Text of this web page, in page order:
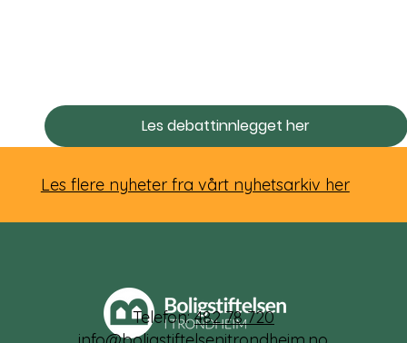
Les debattinnlegget her
Les flere nyheter fra vårt nyhetsarkiv her
Telefon:482 78 720